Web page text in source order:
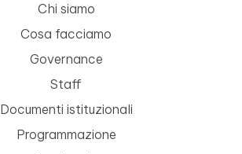
Chi siamo
Cosa facciamo
Governance
Staff
Documenti istituzionali
Programmazione